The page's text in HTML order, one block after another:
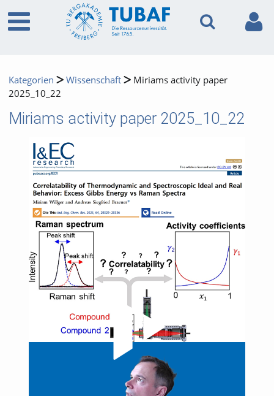
Kategorien Wissenschaft
Miriams activity paper
2025_10_22
Miriams activity paper 2025_10_22